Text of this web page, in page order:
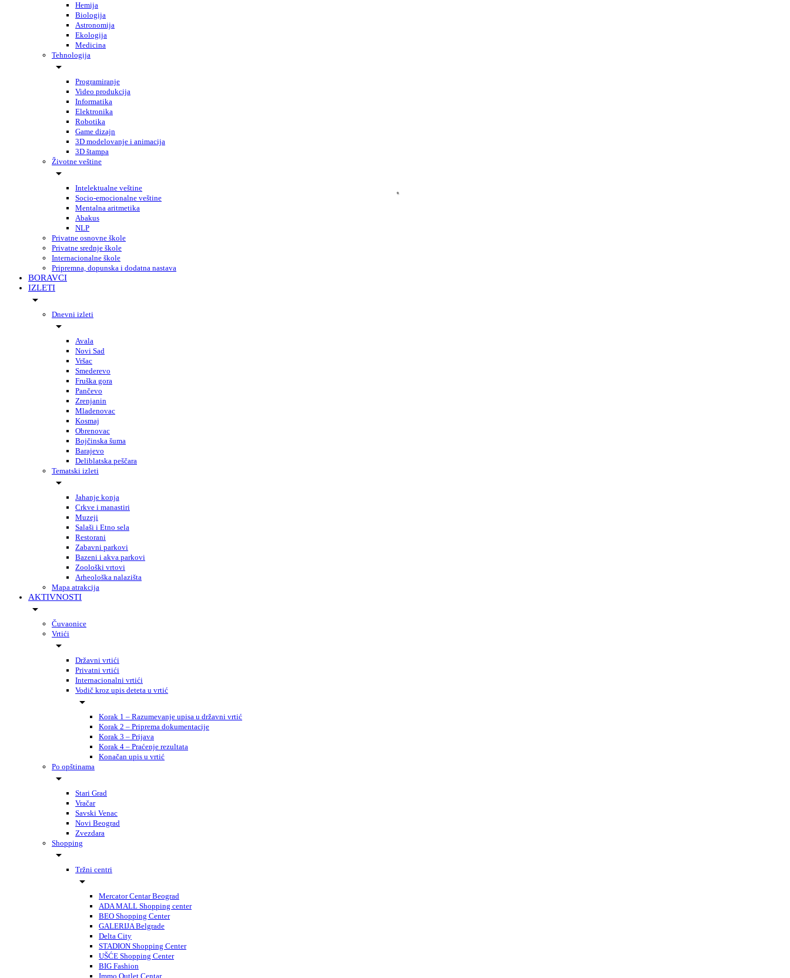
Hemija
Biologija
Astronomija
Ekologija
Medicina
Tehnologija
Programiranje
Video produkcija
Informatika
Elektronika
Robotika
Game dizajn
3D modelovanje i animacija
3D štampa
Životne veštine
Intelektualne veštine
Socio-emocionalne veštine
Mentalna aritmetika
Abakus
NLP
Privatne osnovne škole
Privatne srednje škole
Internacionalne škole
Pripremna, dopunska i dodatna nastava
BORAVCI
IZLETI
Dnevni izleti
Avala
Novi Sad
Vršac
Smederevo
Fruška gora
Pančevo
Zrenjanin
Mladenovac
Kosmaj
Obrenovac
Bojčinska šuma
Barajevo
Deliblatska peščara
Tematski izleti
Jahanje konja
Crkve i manastiri
Muzeji
Salaši i Etno sela
Restorani
Zabavni parkovi
Bazeni i akva parkovi
Zoološki vrtovi
Arheološka nalazišta
Mapa atrakcija
AKTIVNOSTI
Čuvaonice
Vrtići
Državni vrtići
Privatni vrtići
Internacionalni vrtići
Vodič kroz upis deteta u vrtić
Korak 1 – Razumevanje upisa u državni vrtić
Korak 2 – Priprema dokumentacije
Korak 3 – Prijava
Korak 4 – Praćenje rezultata
Konačan upis u vrtić
Po opštinama
Stari Grad
Vračar
Savski Venac
Novi Beograd
Zvezdara
Shopping
Tržni centri
Mercator Centar Beograd
ADA MALL Shopping center
BEO Shopping Center
GALERIJA Belgrade
Delta City
STADION Shopping Center
UŠĆE Shopping Center
BIG Fashion
Immo Outlet Centar